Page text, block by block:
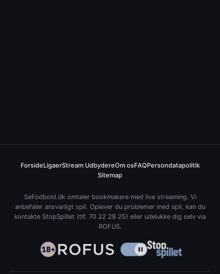
ForsideLigaerStream UdbydereOm osFAQPersondatapolitik
Sitemap
SeFodbold.dk omtaler bookmakere med live streaming. Vi
anbefaler ansvarligt spil. Oplever du problemer med spil, kan du
kontakte StopSpillet (tlf. 70 22 28 25) eller udelukke dig selv via
ROFUS.